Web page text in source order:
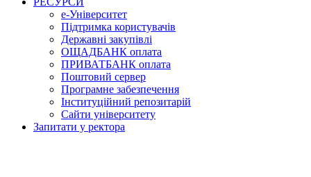
е-Університет
Підтримка користувачів
Державні закупівлі
ОЩАДБАНК оплата
ПРИВАТБАНК оплата
Поштовий сервер
Програмне забезпечення
Інституційний репозитарій
Сайти університету
Запитати у ректора